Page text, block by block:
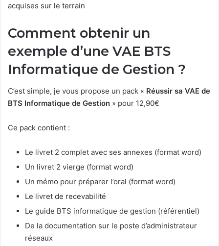
acquises sur le terrain
Comment obtenir un
exemple d’une VAE BTS
Informatique de Gestion ?
C’est simple, je vous propose un pack « Réussir sa VAE de
BTS Informatique de Gestion » pour 12,90€
Ce pack contient :
Le livret 2 complet avec ses annexes (format word)
Un livret 2 vierge (format word)
Un mémo pour préparer l’oral (format word)
Le livret de recevabilité
Le guide BTS informatique de gestion (référentiel)
De la documentation sur le poste d’administrateur
réseaux